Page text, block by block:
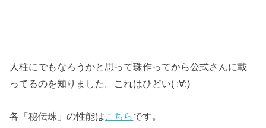
人柱にでもなろうかと思って珠作ってから公式さんに載
ってるのを知りました。これはひどい( ;∀;)
各「秘伝珠」の性能はこちらです。